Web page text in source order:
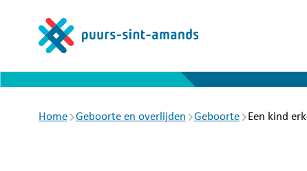
inhoud
gaan
Breadcrumb
Home Geboorte en overlijden Geboorte Een kind